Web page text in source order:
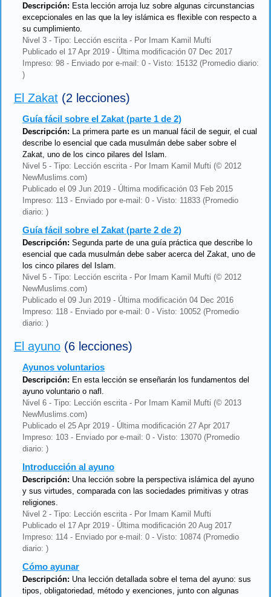
Descripción: Esta lección arroja luz sobre algunas circunstancias
excepcionales en las que la ley islámica es flexible con respecto a
su cumplimiento.
Nivel 3 - Tipo: Lección escrita - Por Imam Kamil Mufti
Publicado el 17 Apr 2019 - Última modificación 07 Dec 2017
Impreso: 98 - Enviado por e-mail: 0 - Visto: 15132 (Promedio diario:
)
El Zakat (2 lecciones)
Guía fácil sobre el Zakat (parte 1 de 2)
Descripción: La primera parte es un manual fácil de seguir, el cual
describe lo esencial que cada musulmán debe saber sobre el
Zakat, uno de los cinco pilares del Islam.
Nivel 5 - Tipo: Lección escrita - Por Imam Kamil Mufti (© 2012
NewMuslims.com)
Publicado el 09 Jun 2019 - Última modificación 03 Feb 2015
Impreso: 113 - Enviado por e-mail: 0 - Visto: 11833 (Promedio
diario: )
Guía fácil sobre el Zakat (parte 2 de 2)
Descripción: Segunda parte de una guía práctica que describe lo
esencial que cada musulmán debe saber acerca del Zakat, uno de
los cinco pilares del Islam.
Nivel 5 - Tipo: Lección escrita - Por Imam Kamil Mufti (© 2012
NewMuslims.com)
Publicado el 09 Jun 2019 - Última modificación 04 Dec 2016
Impreso: 118 - Enviado por e-mail: 0 - Visto: 10052 (Promedio
diario: )
El ayuno (6 lecciones)
Ayunos voluntarios
Descripción: En esta lección se enseñarán los fundamentos del
ayuno voluntario o nafl.
Nivel 6 - Tipo: Lección escrita - Por Imam Kamil Mufti (© 2013
NewMuslims.com)
Publicado el 25 Apr 2019 - Última modificación 27 Apr 2017
Impreso: 103 - Enviado por e-mail: 0 - Visto: 13070 (Promedio
diario: )
Introducción al ayuno
Descripción: Una lección sobre la perspectiva islámica del ayuno
y sus virtudes, comparada con las sociedades primitivas y otras
religiones.
Nivel 2 - Tipo: Lección escrita - Por Imam Kamil Mufti
Publicado el 17 Apr 2019 - Última modificación 20 Aug 2017
Impreso: 114 - Enviado por e-mail: 0 - Visto: 10874 (Promedio
diario: )
Cómo ayunar
Descripción: Una lección detallada sobre el tema del ayuno: sus
tipos, obligatoriedad, método y exenciones, junto con algunas